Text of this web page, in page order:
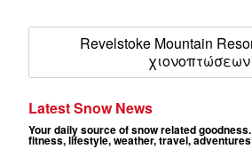
Revelstoke Mountain
χιονοπτώσεων